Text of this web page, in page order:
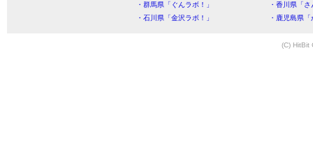
・群馬県「ぐんラボ！」
・香川県「
・石川県「金沢ラボ！」
・鹿児島県
(C) HitBit